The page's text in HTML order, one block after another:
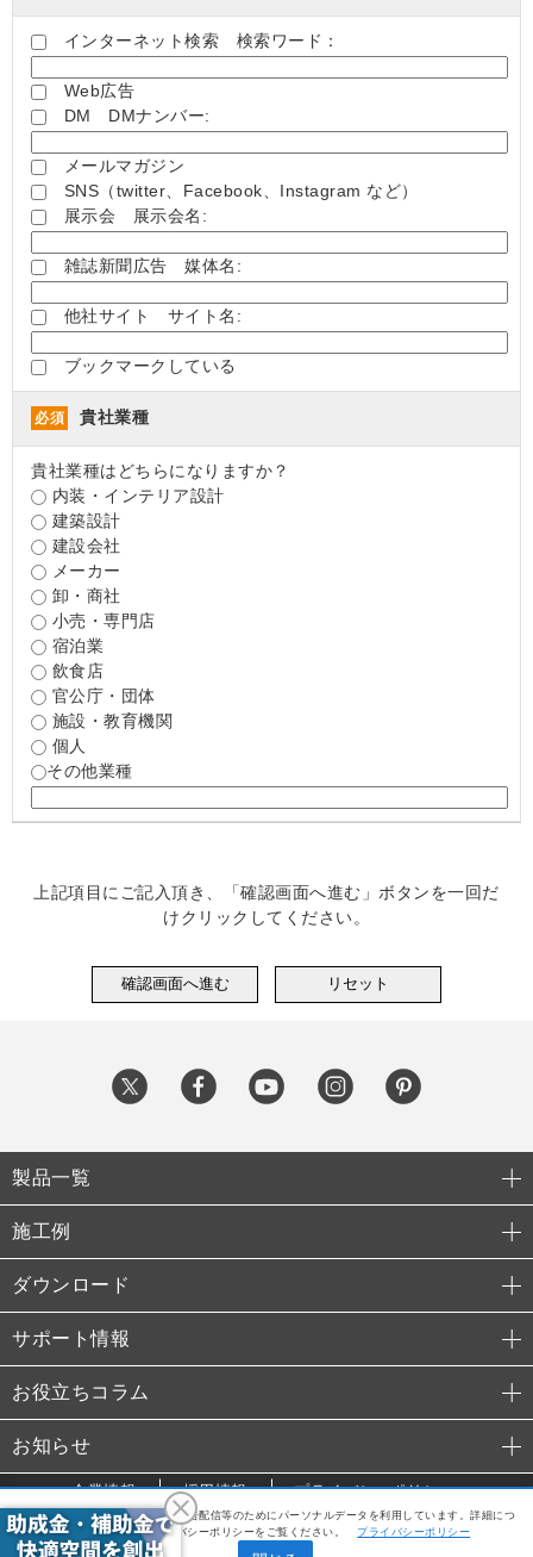
インターネット検索 検索ワード：
Web広告
DM DMナンバー:
メールマガジン
SNS（twitter、Facebook、Instagram など）
展示会 展示会名:
雑誌新聞広告 媒体名:
他社サイト サイト名:
ブックマークしている
必須 貴社業種
貴社業種はどちらになりますか？
内装・インテリア設計
建築設計
建設会社
メーカー
卸・商社
小売・専門店
宿泊業
飲食店
官公庁・団体
施設・教育機関
個人
その他業種
上記項目にご記入頂き、「確認画面へ進む」ボタンを一回だ
けクリックしてください。
利便性向上や利用状況の分析、広告配信等のためにパーソナルデータを利用しています。詳細につ
いては、当社のプライバシーポリシーをご覧ください。
プライバシーポリシー
製品一覧
施工例
ダウンロード
サポート情報
お役立ちコラム
お知らせ
企業情報 採用情報 プライバシーポリシー
© 2015 TAKANO Co., Ltd.